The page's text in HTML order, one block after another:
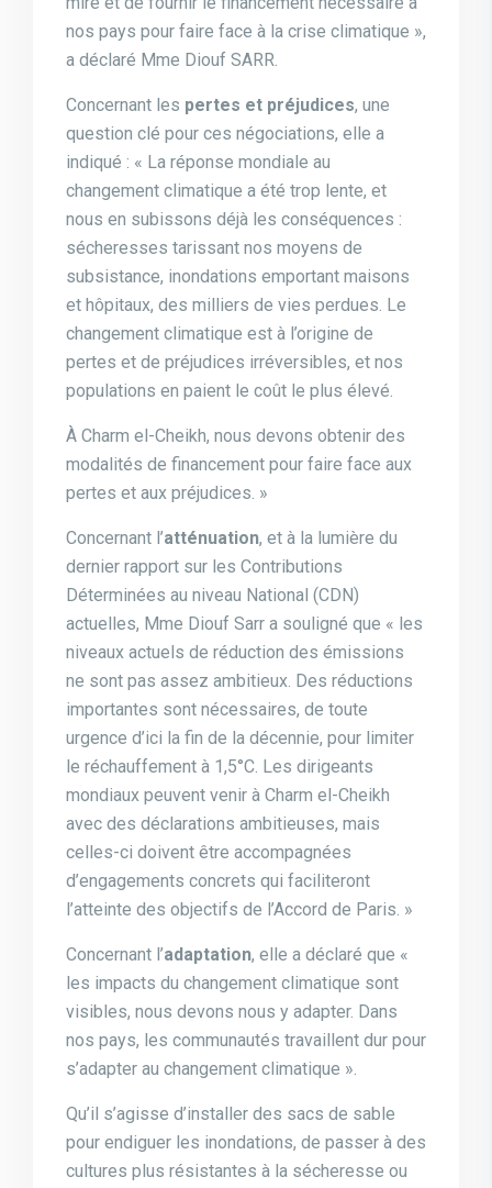
nos pays pour faire face à la crise climatique »,
a déclaré Mme Diouf SARR.
Concernant les pertes et préjudices, une
question clé pour ces négociations, elle a
indiqué : « La réponse mondiale au
changement climatique a été trop lente, et
nous en subissons déjà les conséquences :
sécheresses tarissant nos moyens de
subsistance, inondations emportant maisons
et hôpitaux, des milliers de vies perdues. Le
changement climatique est à l’origine de
pertes et de préjudices irréversibles, et nos
populations en paient le coût le plus élevé.
À Charm el-Cheikh, nous devons obtenir des
modalités de financement pour faire face aux
pertes et aux préjudices. »
Concernant l’atténuation, et à la lumière du
dernier rapport sur les Contributions
Déterminées au niveau National (CDN)
actuelles, Mme Diouf Sarr a souligné que « les
niveaux actuels de réduction des émissions
ne sont pas assez ambitieux. Des réductions
importantes sont nécessaires, de toute
urgence d’ici la fin de la décennie, pour limiter
le réchauffement à 1,5°C. Les dirigeants
mondiaux peuvent venir à Charm el-Cheikh
avec des déclarations ambitieuses, mais
celles-ci doivent être accompagnées
d’engagements concrets qui faciliteront
l’atteinte des objectifs de l’Accord de Paris. »
Concernant l’adaptation, elle a déclaré que «
les impacts du changement climatique sont
visibles, nous devons nous y adapter. Dans
nos pays, les communautés travaillent dur pour
s’adapter au changement climatique ».
Qu’il s’agisse d’installer des sacs de sable
pour endiguer les inondations, de passer à des
cultures plus résistantes à la sécheresse ou